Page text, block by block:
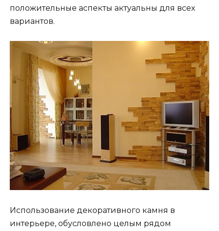
положительные аспекты актуальны для всех
вариантов.
Использование декоративного камня в
интерьере, обусловлено целым рядом